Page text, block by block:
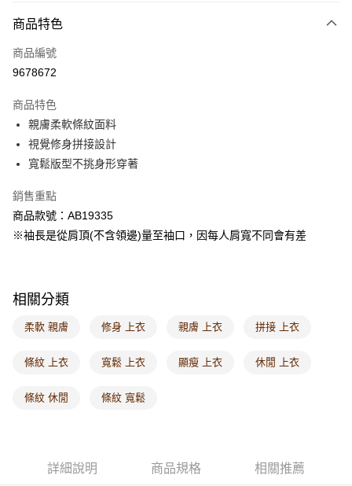
付款後全家取貨
萊爾富取貨付款
付款後萊爾富取貨
每筆NT$60，滿NT$1,000(含以上)免運費
7-11取貨付款
每筆NT$60，滿NT$1,000(含以上)免運費
付款後7-11取貨
每筆NT$60，滿NT$1,000(含以上)免運費
每筆NT$120，滿NT$1,000(含以上)免運費
付款後門市自取
海外配送-港/澳/新/馬/泰國專屬 查看運費
海外配送-其他亞洲地區
商品特色
商品編號
9678672
商品特色
親膚柔軟條紋面料
視覺修身拼接設計
寬鬆版型不挑身形穿著
銷售重點
商品款號：AB19335
※袖長是從肩頂(不含領邊)量至袖口，因每人肩寬不同會有差
相關分類
柔軟 親膚 修身 上衣 親膚 上衣 拼接 上衣
條紋 上衣 寬鬆 上衣 顯瘦 上衣 休閒 上衣
條紋 休閒 條紋 寬鬆
詳細說明 商品規格 相關推薦